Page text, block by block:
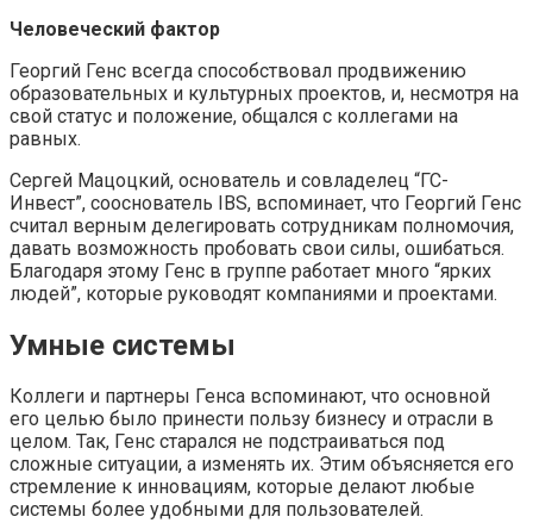
Человеческий фактор
Георгий Генс всегда способствовал продвижению
образовательных и культурных проектов, и, несмотря на
свой статус и положение, общался с коллегами на
равных.
Сергей Мацоцкий, основатель и совладелец “ГС-
Инвест”, сооснователь IBS, вспоминает, что Георгий Генс
считал верным делегировать сотрудникам полномочия,
давать возможность пробовать свои силы, ошибаться.
Благодаря этому Генс в группе работает много “ярких
людей”, которые руководят компаниями и проектами.
Умные системы
Коллеги и партнеры Генса вспоминают, что основной
его целью было принести пользу бизнесу и отрасли в
целом. Так, Генс старался не подстраиваться под
сложные ситуации, а изменять их. Этим объясняется его
стремление к инновациям, которые делают любые
системы более удобными для пользователей.